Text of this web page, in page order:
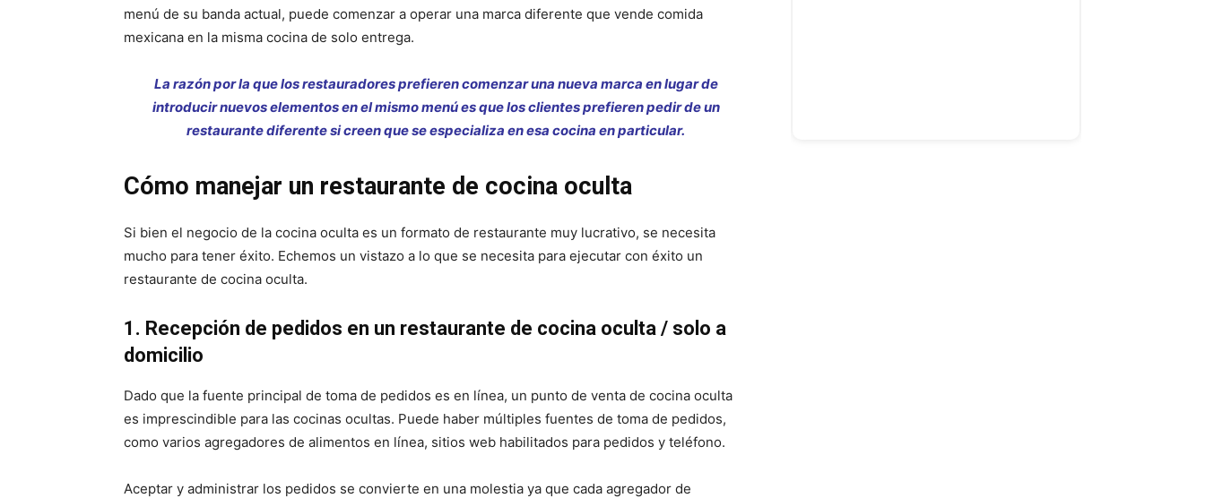
menú de su banda actual, puede comenzar a operar una marca diferente que vende comida
mexicana en la misma cocina de solo entrega.
La razón por la que los restauradores prefieren comenzar una nueva marca en lugar de
introducir nuevos elementos en el mismo menú es que los clientes prefieren pedir de un
restaurante diferente si creen que se especializa en esa cocina en particular.
Cómo manejar un restaurante de cocina oculta
Si bien el negocio de la cocina oculta es un formato de restaurante muy lucrativo, se necesita
mucho para tener éxito. Echemos un vistazo a lo que se necesita para ejecutar con éxito un
restaurante de cocina oculta.
1. Recepción de pedidos en un restaurante de cocina oculta / solo a
domicilio
Dado que la fuente principal de toma de pedidos es en línea, un punto de venta de cocina oculta
es imprescindible para las cocinas ocultas. Puede haber múltiples fuentes de toma de pedidos,
como varios agregadores de alimentos en línea, sitios web habilitados para pedidos y teléfono.
Aceptar y administrar los pedidos se convierte en una molestia ya que cada agregador de